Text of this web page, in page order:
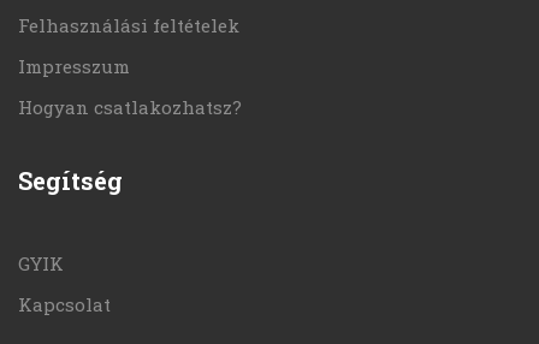
Felhasználási feltételek
Impresszum
Hogyan csatlakozhatsz?
Segítség
GYIK
Kapcsolat